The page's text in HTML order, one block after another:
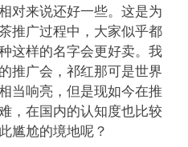
对来说还好一些。这是为
推广过程中，大家似乎都
这样的名字会更好卖。我
推广会，祁红那可是世界
当响亮，但是现如今在推
，在国内的认知度也比较
尴尬的境地呢？